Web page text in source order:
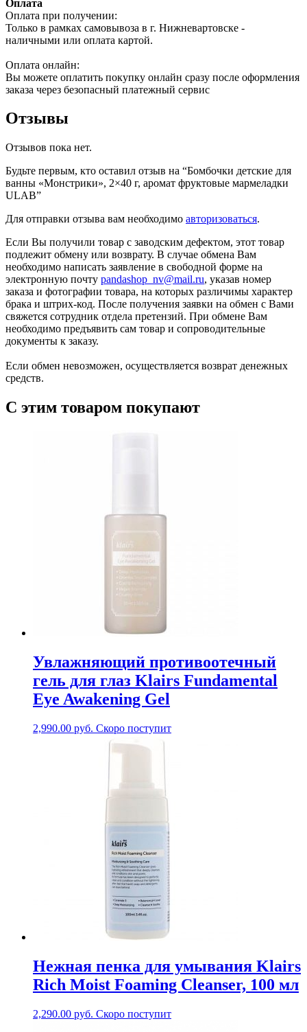
Оплата
Оплата при получении:
Только в рамках самовывоза в г. Нижневартовске -
наличными или оплата картой.
Оплата онлайн:
Вы можете оплатить покупку онлайн сразу после оформления
заказа через безопасный платежный сервис
Отзывы
Отзывов пока нет.
Будьте первым, кто оставил отзыв на “Бомбочки детские для
ванны «Монстрики», 2×40 г, аромат фруктовые мармеладки
ULAB”
Для отправки отзыва вам необходимо авторизоваться.
Если Вы получили товар с заводским дефектом, этот товар
подлежит обмену или возврату. В случае обмена Вам
необходимо написать заявление в свободной форме на
электронную почту pandashop_nv@mail.ru, указав номер
заказа и фотографии товара, на которых различимы характер
брака и штрих-код. После получения заявки на обмен с Вами
свяжется сотрудник отдела претензий. При обмене Вам
необходимо предъявить сам товар и сопроводительные
документы к заказу.
Если обмен невозможен, осуществляется возврат денежных
средств.
С этим товаром покупают
Увлажняющий противоотечный
гель для глаз Klairs Fundamental
Eye Awakening Gel
2,990.00 руб. Скоро поступит
Нежная пенка для умывания Klairs
Rich Moist Foaming Cleanser, 100 мл
2,290.00 руб. Скоро поступит